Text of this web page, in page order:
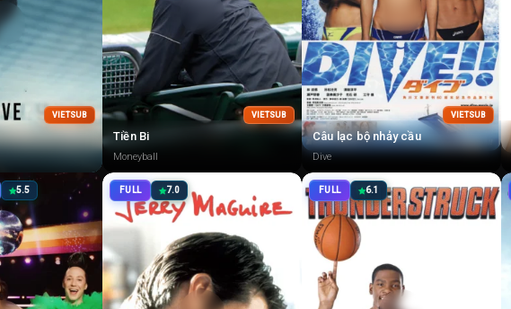
VIETSUB VIETSUB
Tiền Bi
Moneyball
VIETSUB
Câu lạc bộ nhảy cầu
Dive
5.5 FULL 7.0 FULL 6.1